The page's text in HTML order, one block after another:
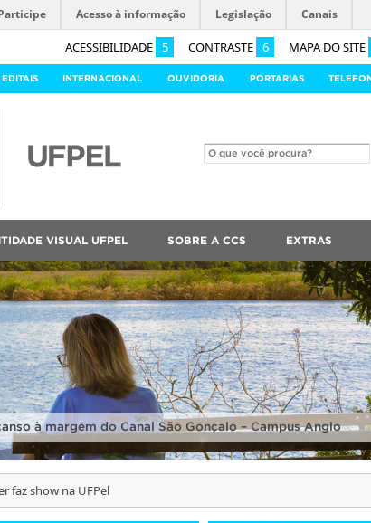
ACESSIBILIDADE 5 CONTRASTE 6 MAPA DO SITE
Acesso à informação Legislação Canais
EDITAIS INTERNACIONAL OUVIDORIA PORTARIAS
VISUAL UFPEL SOBRE A CCS EXTRAS
à margem do Canal São Gonçalo – Campus Anglo
faz show na UFPel